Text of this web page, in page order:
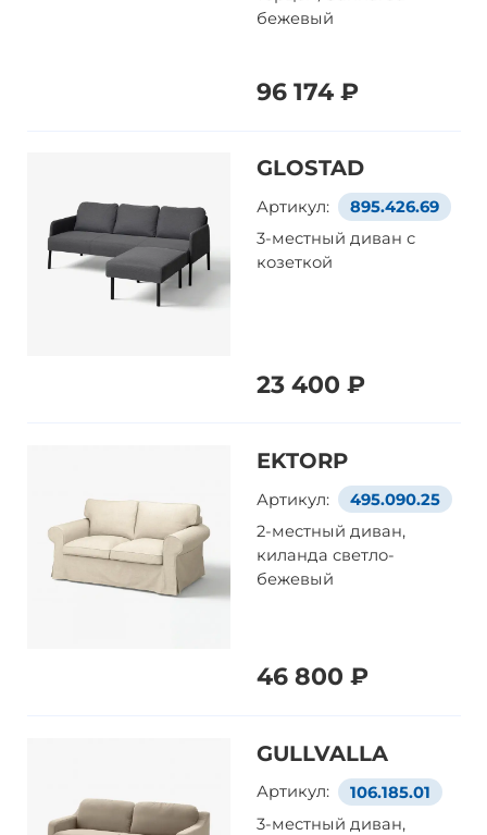
бежевый
96 174 ₽
GLOSTAD
Артикул:
895.426.69
3-местный диван с
козеткой
23 400 ₽
EKTORP
Артикул:
495.090.25
2-местный диван,
киланда светло-
бежевый
46 800 ₽
GULLVALLA
Артикул:
106.185.01
3-местный диван,